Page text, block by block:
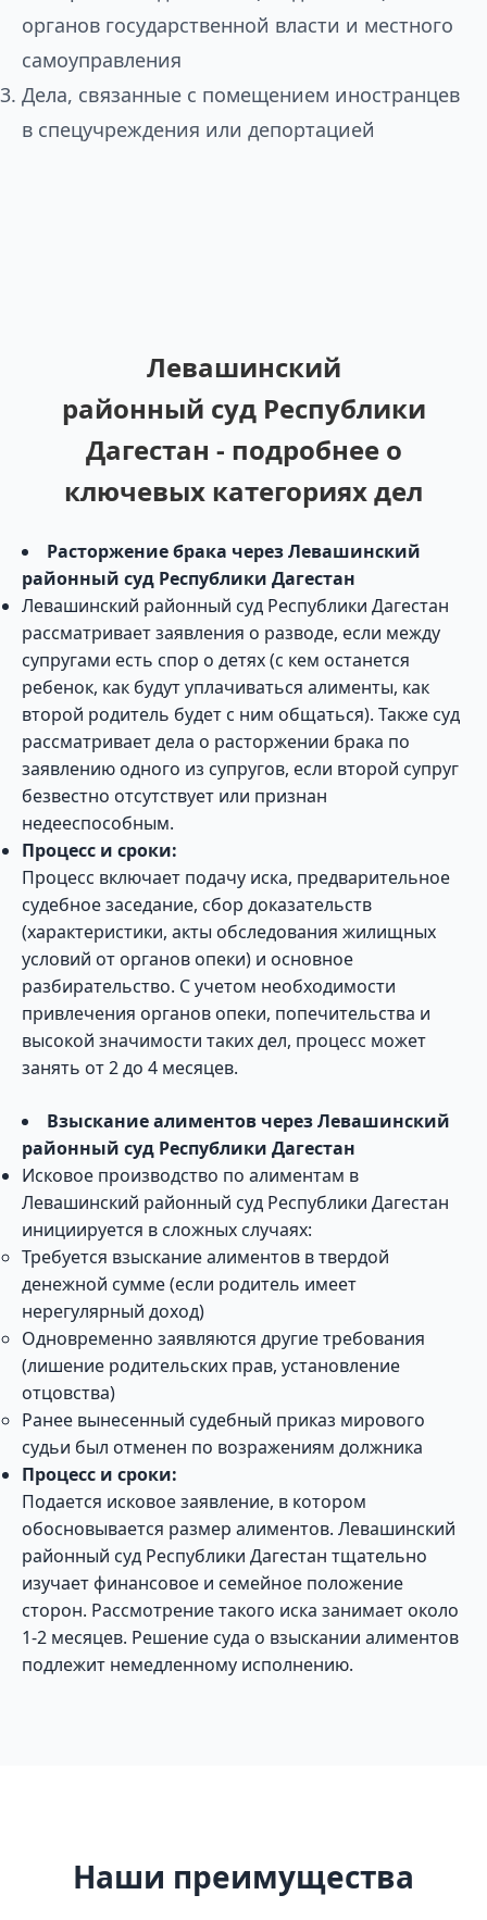
органов государственной власти и местного
самоуправления
Дела, связанные с помещением иностранцев
в спецучреждения или депортацией
Левашинский
районный суд Республики
Дагестан - подробнее о
ключевых категориях дел
Расторжение брака через Левашинский
районный суд Республики Дагестан
Левашинский районный суд Республики Дагестан
рассматривает заявления о разводе, если между
супругами есть спор о детях (с кем останется
ребенок, как будут уплачиваться алименты, как
второй родитель будет с ним общаться). Также суд
рассматривает дела о расторжении брака по
заявлению одного из супругов, если второй супруг
безвестно отсутствует или признан
недееспособным.
Процесс и сроки:
Процесс включает подачу иска, предварительное
судебное заседание, сбор доказательств
(характеристики, акты обследования жилищных
условий от органов опеки) и основное
разбирательство. С учетом необходимости
привлечения органов опеки, попечительства и
высокой значимости таких дел, процесс может
занять от 2 до 4 месяцев.
Взыскание алиментов через Левашинский
районный суд Республики Дагестан
Исковое производство по алиментам в
Левашинский районный суд Республики Дагестан
инициируется в сложных случаях:
Требуется взыскание алиментов в твердой
денежной сумме (если родитель имеет
нерегулярный доход)
Одновременно заявляются другие требования
(лишение родительских прав, установление
отцовства)
Ранее вынесенный судебный приказ мирового
судьи был отменен по возражениям должника
Процесс и сроки:
Подается исковое заявление, в котором
обосновывается размер алиментов. Левашинский
районный суд Республики Дагестан тщательно
изучает финансовое и семейное положение
сторон. Рассмотрение такого иска занимает около
1-2 месяцев. Решение суда о взыскании алиментов
подлежит немедленному исполнению.
Наши преимущества